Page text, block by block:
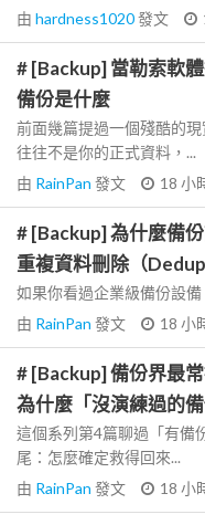
由 hardness1020發文
# [Backup] 當勒索軟
備份是什麼
前面幾篇提過一個殘酷的
往往不是你的正式資料，...
由 RainPan 發文 18 小
# [Backup] 為什麼備
重複資料刪除（
如果你看過企業級備份設
由 RainPan 發文 18 小
# [Backup] 備份界最
為什麼「沒演練過的
這個系列第4篇聊過「有備
尾：怎麼確定救得回來...
由 RainPan 發文 18 小